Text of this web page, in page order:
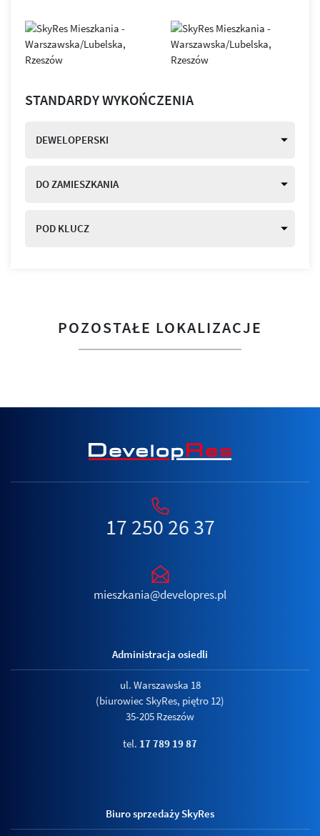
STANDARDY WYKOŃCZENIA
DEWELOPERSKI
DO ZAMIESZKANIA
POD KLUCZ
POZOSTAŁE LOKALIZACJE
17 250 26 37
mieszkania@developres.pl
Administracja osiedli
ul. Warszawska 18
(biurowiec SkyRes, piętro 12)
35-205 Rzeszów
tel. 17 789 19 87
Biuro sprzedaży SkyRes